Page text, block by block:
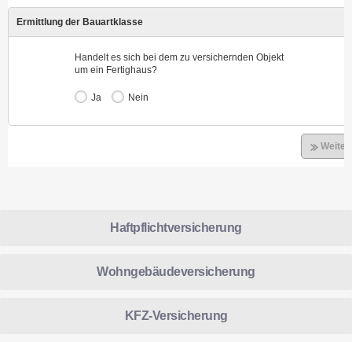
Haftpflichtversicherung
Wohngebäudeversicherung
KFZ-Versicherung